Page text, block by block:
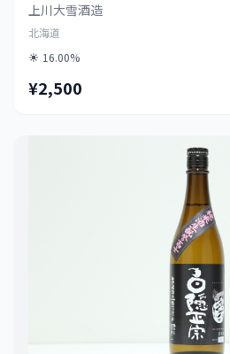
上川大雪酒造
北海道
16.00%
¥2,500